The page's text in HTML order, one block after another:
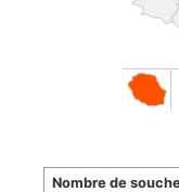
Nombre de